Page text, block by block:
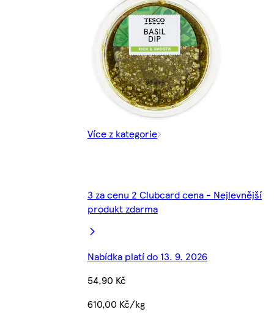
Více z kategorie
3 za cenu 2 Clubcard cena - Nejlevnější
produkt zdarma
Nabídka platí do 13. 9. 2026
54,90 Kč
610,00 Kč/kg